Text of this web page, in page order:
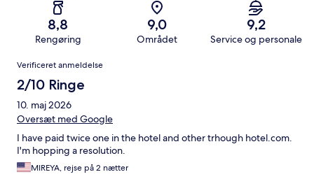
8,8
Rengøring
9,0
Området
9,2
Service og personale
Anmeldelser
Verificeret anmeldelse
2/10 Ringe
10. maj 2026
Oversæt med Google
I have paid twice one in the hotel and other trhough hotel.com.
I'm hopping a resolution.
MIREYA, rejse på 2 nætter